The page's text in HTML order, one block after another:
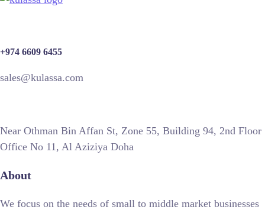
+974 6609 6455
sales@kulassa.com
Near Othman Bin Affan St, Zone 55, Building 94, 2nd Floor
Office No 11, Al Aziziya Doha
About
We focus on the needs of small to middle market businesses